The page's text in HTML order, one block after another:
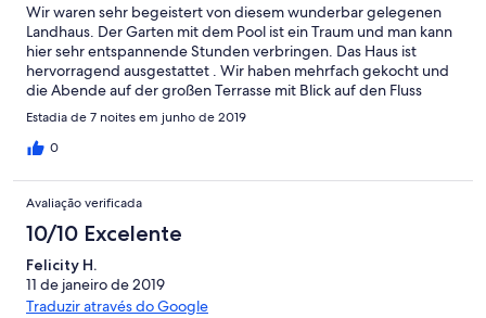
Wir waren sehr begeistert von diesem wunderbar gelegenen
Landhaus. Der Garten mit dem Pool ist ein Traum und man kann
hier sehr entspannende Stunden verbringen. Das Haus ist
hervorragend ausgestattet . Wir haben mehrfach gekocht und
die Abende auf der großen Terrasse mit Blick auf den Fluss
verbracht. Der Strand und die Stadt ist in wenigen Minuten
erreicht und trotzdem ist man in einer ruhigen Lage sehr
ungestört. Wir möchten gerne wieder kommen, vielen Dank an
Urlaub.
Estadia de 7 noites em junho de 2019
0
Avaliação verificada
10/10 Excelente
Felicity H.
11 de janeiro de 2019
Traduzir através do Google